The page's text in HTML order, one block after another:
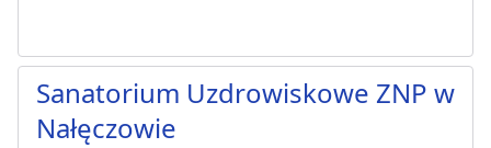
Sanatorium Uzdrowiskowe ZNP w
Nałęczowie